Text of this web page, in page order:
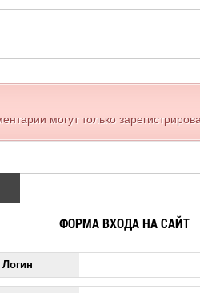
могут только
ФОРМА ВХОДА НА САЙТ
Логин